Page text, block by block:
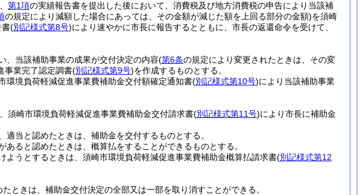
第1項の実績報告書を提出した後において、消費税及び地方消費税の申告により当該補
の規定により減額した場合にあっては、その金額が減じた額を上回る部分の金額)を須崎
書(別記様式第8号)により速やかに市長に報告するとともに、市長の返還命令を受けて、
、当該補助事業の成果が交付決定の内容(第6条の規定により変更されたときは、その変
事業完了認定調書(別記様式第9号)を作成するものとする。
環境負荷軽減促進事業費補助金交付額確定通知書(別記様式第10号)により当該補助事業
須崎市環境負荷軽減促進事業費補助金交付請求書(別記様式第11号)により市長に補助金
当と認めたときは、補助金を交付するものとする。
あると認めたときは、概算払をすることができるものとする。
ようとするときは、須崎市環境負荷軽減促進事業費補助金概算払請求書(別記様式第12
ときは、補助金交付決定の全部又は一部を取り消すことができる。